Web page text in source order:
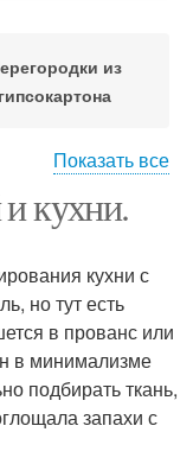
из
гипсокартона
с интересными
между
гостиной и
Показать все
кухни.
кухни с
но тут есть
в прованс или
в минимализме
подбирать ткань,
запахи с